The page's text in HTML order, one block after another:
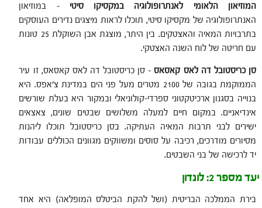
המוזיאון הלאומי לאנתרופולוגיה במקסיקו סיטי – במוזיאון
האנתרופולוגיה של מקסיקו סיטי, תוכלו לראות מיצגים נדירים העוסקים
בתרבויות המאיה והאצטקים. בין היתר, מוצגת אבן השוקלת 25 טונות
עם חריטה של לוח השנה האצטקי.
סן כריסטובל דה לאס קאסאס– סן כריסטובל דה לאס קאסאס, זו עיר
הממוקמת בגובה של 2100 מטרים מעל פני הים במדינת צ'אפס. היא
בנוייה בסגנון ארכיטקטוני ספרדי-קולוניאלי ובמקור היא בעלת שורשים
אינדיאניים. במקום חיים למעלה משלושים שבטים שונים, צאצאים
ישירים לבני תרבות המאיה העתיקה. בסן כריסטובל תוכלו ליהנות
מסיורים מודרכים, רכיבה על סוסים ומשווקים מגוונים הכוללים עבודות
יד לרכישה של בני השבטים.
יעד מספר 2: לונדון
בירת הממלכה הבריטית (ושל להקת הביטלס המופלאה) היא אחד